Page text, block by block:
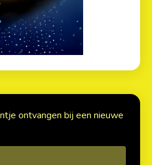
ontvangen bij een nieuwe